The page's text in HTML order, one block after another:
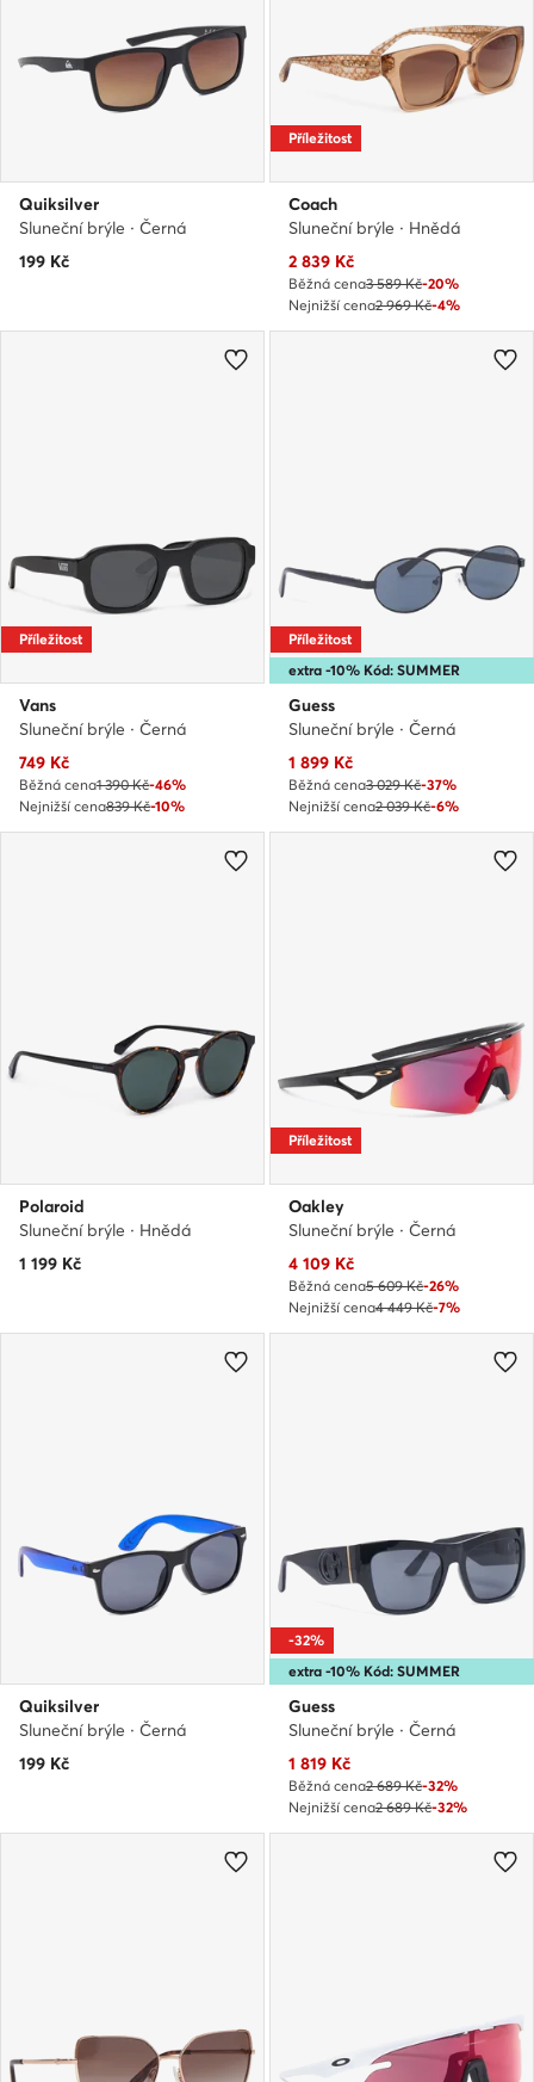
Quiksilver
Sluneční brýle · Černá
199 Kč
Příležitost
Coach
Sluneční brýle · Hnědá
Aktuální cena
2 839 Kč
Běžná cena3 589 Kč-20%
Nejnižší cena2 969 Kč-4%
Příležitost
Vans
Sluneční brýle · Černá
Aktuální cena
749 Kč
Běžná cena1 390 Kč-46%
Nejnižší cena839 Kč-10%
extra -10% Kód: SUMMER
Příležitost
Guess
Sluneční brýle · Černá
Aktuální cena
1 899 Kč
Běžná cena3 029 Kč-37%
Nejnižší cena2 039 Kč-6%
Polaroid
Sluneční brýle · Hnědá
1 199 Kč
Příležitost
Oakley
Sluneční brýle · Černá
Aktuální cena
4 109 Kč
Běžná cena5 609 Kč-26%
Nejnižší cena4 449 Kč-7%
Quiksilver
Sluneční brýle · Černá
199 Kč
extra -10% Kód: SUMMER
-32%
Guess
Sluneční brýle · Černá
Aktuální cena
1 819 Kč
Běžná cena2 689 Kč-32%
Nejnižší cena2 689 Kč-32%